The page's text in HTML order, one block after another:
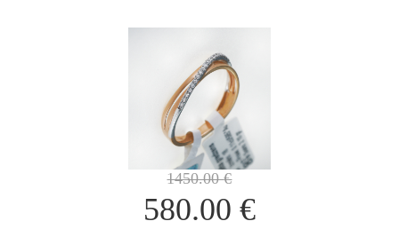
1450.00€
580.00 €